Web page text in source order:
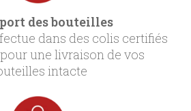
des bouteilles
dans des colis certifiés
une livraison de vos
intacte